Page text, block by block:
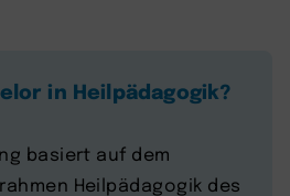
in Heilpädagogik?
basiert auf dem
Heilpädagogik des